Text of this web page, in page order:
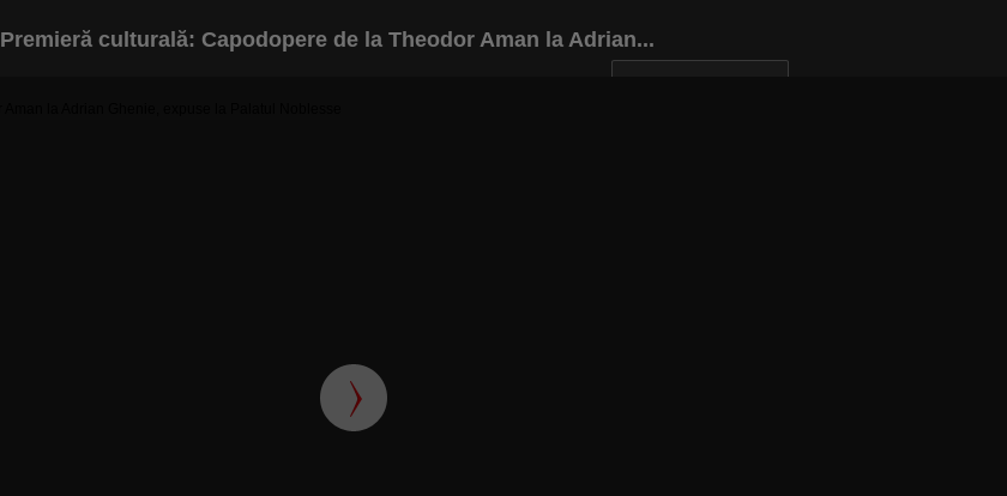
Premieră culturală: Capodopere de la Theodor Aman la Adrian...